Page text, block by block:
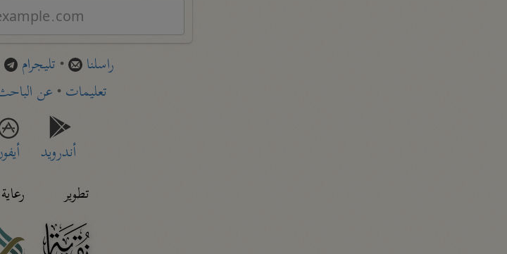
راسلنا • تليجرام
تعليمات• عن
أندرويد
تطوير
رعاية